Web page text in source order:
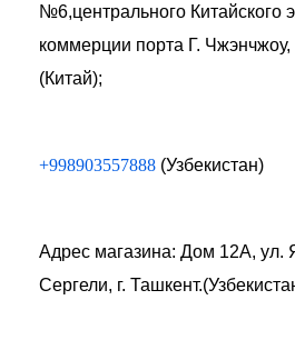
№6,центрального Китайского
коммерции порта Г.
(Китай);
+998903557888 (Узбекистан)
Адрес магазина: Дом 12А, ул.
Сергели, г.